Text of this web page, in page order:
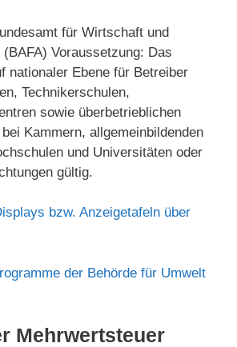
für Wirtschaft und
Voraussetzung: Das
nationaler Ebene für Betreiber
Technikerschulen,
sowie überbetrieblichen
Kammern, allgemeinbildenden
und Universitäten oder
gültig.
bzw. Anzeigetafeln über
der Behörde für Umwelt
Mehrwertsteuer